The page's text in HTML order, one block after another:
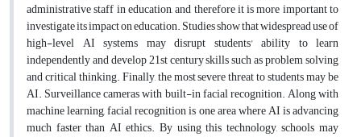
administrative staff in education, and therefore it is more important to
investigate its impact on education. Studies show that widespread use of
high-level AI systems may disrupt students' ability to learn
independently and develop 21st century skills such as problem solving
and critical thinking. Finally, the most severe threat to students may be
AI. Surveillance cameras with built-in facial recognition. Along with
machine learning, facial recognition is one area where AI is advancing
much faster than AI ethics. By using this technology, schools may